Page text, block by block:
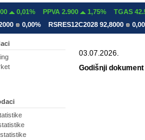
0,01% PPVA 2.900 1,75% TGAS
0,00% RSRES12C2028 92,8000 0,00%
03.07.2026.
Godišnji